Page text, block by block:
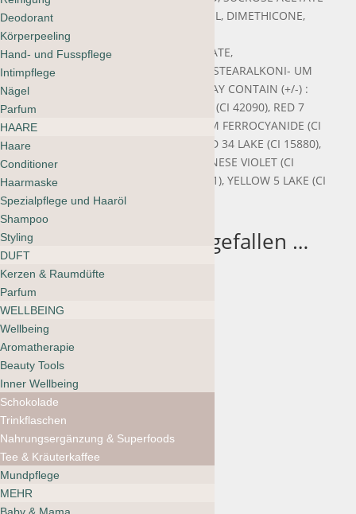
ISOBUTYRATE, DIACETONE ALCOHOL, DIMETHICONE,
ACRYLATES COPOLYMER, SILICA,
TRIMETHYLPENTANEDIYL DIBENZOATE,
STYRENE/ACRYLATES COPOLYMER, STEARALKONI- UM
BENTONITE, BENZOPHENONE-1. MAY CONTAIN (+/-) :
RED 6 LAKE (CI 15850), BLUE 1 LAKE (CI 42090), RED 7
LAKE (CI 15850), FERRIC AMMONIUM FERROCYANIDE (CI
77510), IRON OXIDES (CI 77491), RED 34 LAKE (CI 15880),
BLACK 2 (CI 77266 [nano]), MANGANESE VIOLET (CI
77742), TITANIUM DIOXIDE (CI 77891), YELLOW 5 LAKE (CI
19140), IRON OXIDES (CI 77499).
Das könnte dir auch gefallen …
Salt & Stone
Hand Cream
Black Rose &
Oud
CHF23.00
Nailberry Strengthen &
Breathe Base Coat
Deodorant
Körperpeeling
Hand- und Fusspflege
Intimpflege
Nägel
Parfum
HAARE
Haare
Conditioner
Haarmaske
Spezialpflege und Haaröl
Shampoo
Styling
DUFT
Kerzen & Raumdüfte
Parfum
WELLBEING
Wellbeing
Aromatherapie
Beauty Tools
Inner Wellbeing
Schokolade
Trinkflaschen
Nahrungsergänzung & Superfoods
Tee & Kräuterkaffee
Mundpflege
MEHR